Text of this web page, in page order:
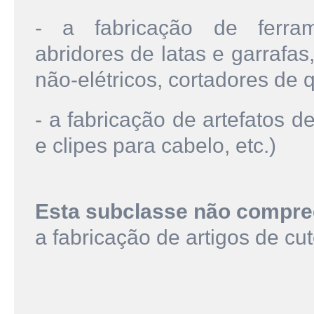
- a fabricação de
abridores de latas e
não-elétricos, cortadores de
- a fabricação de artefatos
e clipes para cabelo, etc.)
Esta subclasse não
a fabricação de artigos de